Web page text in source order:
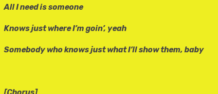
All I need is someone
Knows just where I’m goin’, yeah
Somebody who knows just what I’ll show them, baby